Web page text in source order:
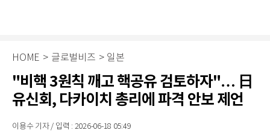
HOME > 글로벌비즈 > 일본
"비핵 3원칙 깨고 핵공유 검토하자"… 日
유신회, 다카이치 총리에 파격 안보 제언
이용수 기자 / 입력 : 2026-06-18 05:49